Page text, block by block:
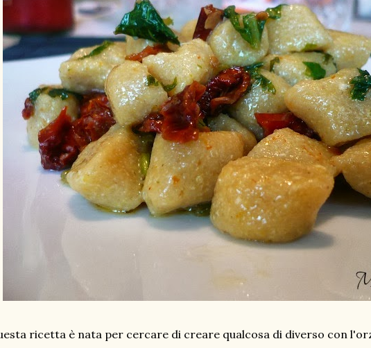
ricetta è nata per cercare di creare qualcosa di diverso con